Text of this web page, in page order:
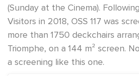
(Sunday at the Cinema).
Visitors in 2018, OSS 117 was
more than 1750 deckchairs
Triomphe, on a 144 m² screen.
a screening like this one.